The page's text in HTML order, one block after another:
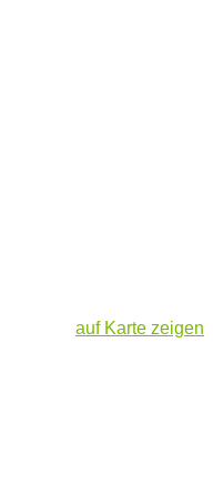
auf Karte zeigen